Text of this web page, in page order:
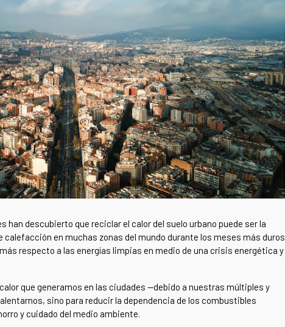
han descubierto que reciclar el calor del suelo urbano puede ser la
en muchas zonas del mundo durante los meses más duros
respecto a las energías limpias en medio de una crisis energética y
que generamos en las ciudades —debido a nuestras múltiples y
sino para reducir la dependencia de los combustibles
y cuidado del medio ambiente.